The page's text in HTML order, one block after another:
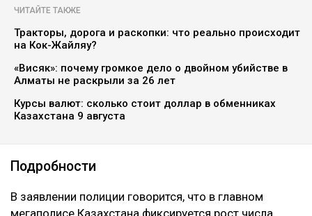
ЧИТАЙТЕ ТАКЖЕ
Тракторы, дорога и раскопки: что реально происходит
на Кок-Жайляу?
«Висяк»: почему громкое дело о двойном убийстве в
Алматы не раскрыли за 26 лет
Курсы валют: сколько стоит доллар в обменниках
Казахстана 9 августа
Подробности
В заявлении полиции говорится, что в главном
мегаполисе Казахстана фиксируется рост числа